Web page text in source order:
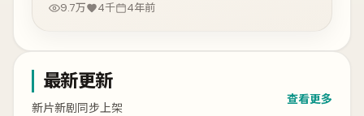
9.7万 4千 4年前
最新更新
新片新剧同步上架
查看更多